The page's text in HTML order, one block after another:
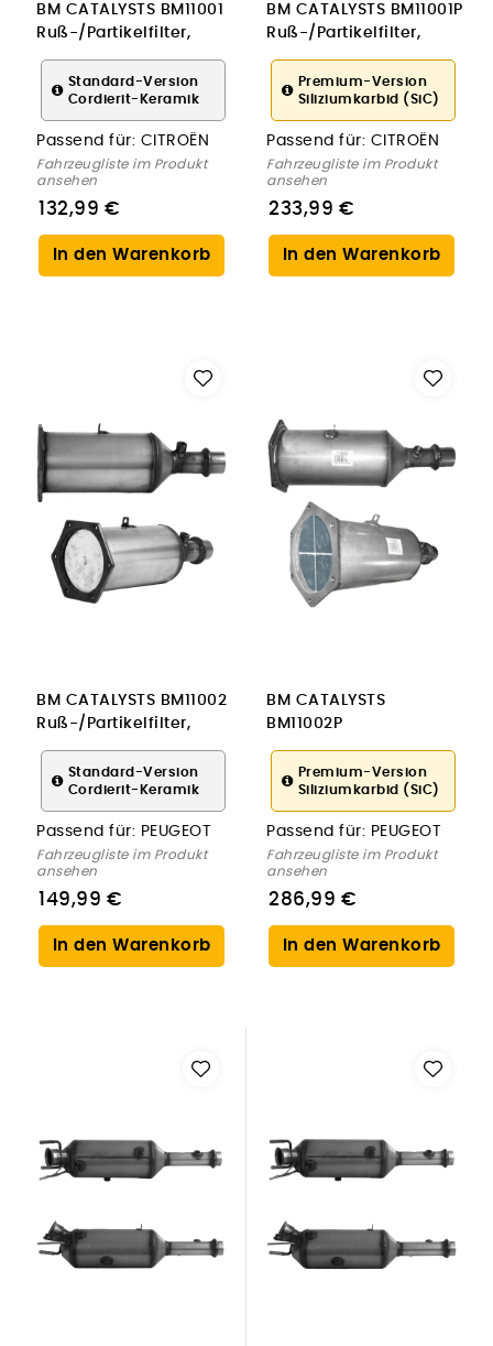
BM CATALYSTS BM11001
Ruß-/Partikelfilter,
Abgasanlage für
CITROËN
Standard-Version
Cordierit-Keramik
Passend für: CITROËN
Fahrzeugliste im Produkt
ansehen
132,99 €
In den Warenkorb
BM CATALYSTS BM11001P
Ruß-/Partikelfilter,
Abgasanlage für
CITROËN
Premium-Version
Siliziumkarbid (SiC)
Passend für: CITROËN
Fahrzeugliste im Produkt
ansehen
233,99 €
In den Warenkorb
BM CATALYSTS BM11002
Ruß-/Partikelfilter,
Abgasanlage für
PEUGEOT
Standard-Version
Cordierit-Keramik
Passend für: PEUGEOT
Fahrzeugliste im Produkt
ansehen
149,99 €
In den Warenkorb
BM CATALYSTS
BM11002P
Ruß-/Partikelfilter,
Abgasanlage für
PEUGEOT
Premium-Version
Siliziumkarbid (SiC)
Passend für: PEUGEOT
Fahrzeugliste im Produkt
ansehen
286,99 €
In den Warenkorb